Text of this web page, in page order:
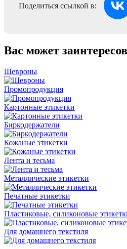
Поделиться ссылкой в:
Вас может
Шевроны
Промопродукция
Картонные этикетки
Биркодержатели
Кожаные этикетки
Лента и тесьма
Металлические этикетки
Печатные этикетки
Пластиковые, силиконовые
Для домашнего текстиля